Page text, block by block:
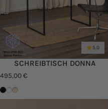
5.0
SCHREIBTISCH DONNA
495,00 €
Schwarz
WeißCashew